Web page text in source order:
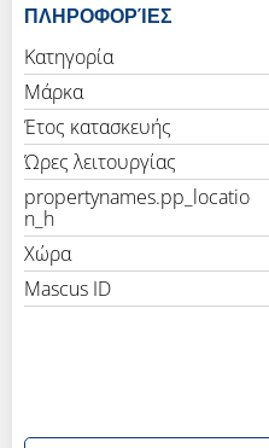
ΠΛΗΡΟΦΟΡΊΕΣ
Κατηγορία
Μάρκα
Έτος κατασκευής
Ώρες λειτουργίας
propertynames.pp_locatio
n_h
Χώρα
Mascus ID